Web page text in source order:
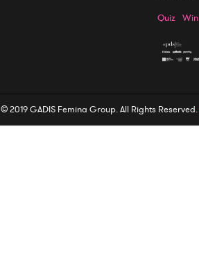
Quiz Win
© 2019 GADIS Femina Group. All Rights Reserved.